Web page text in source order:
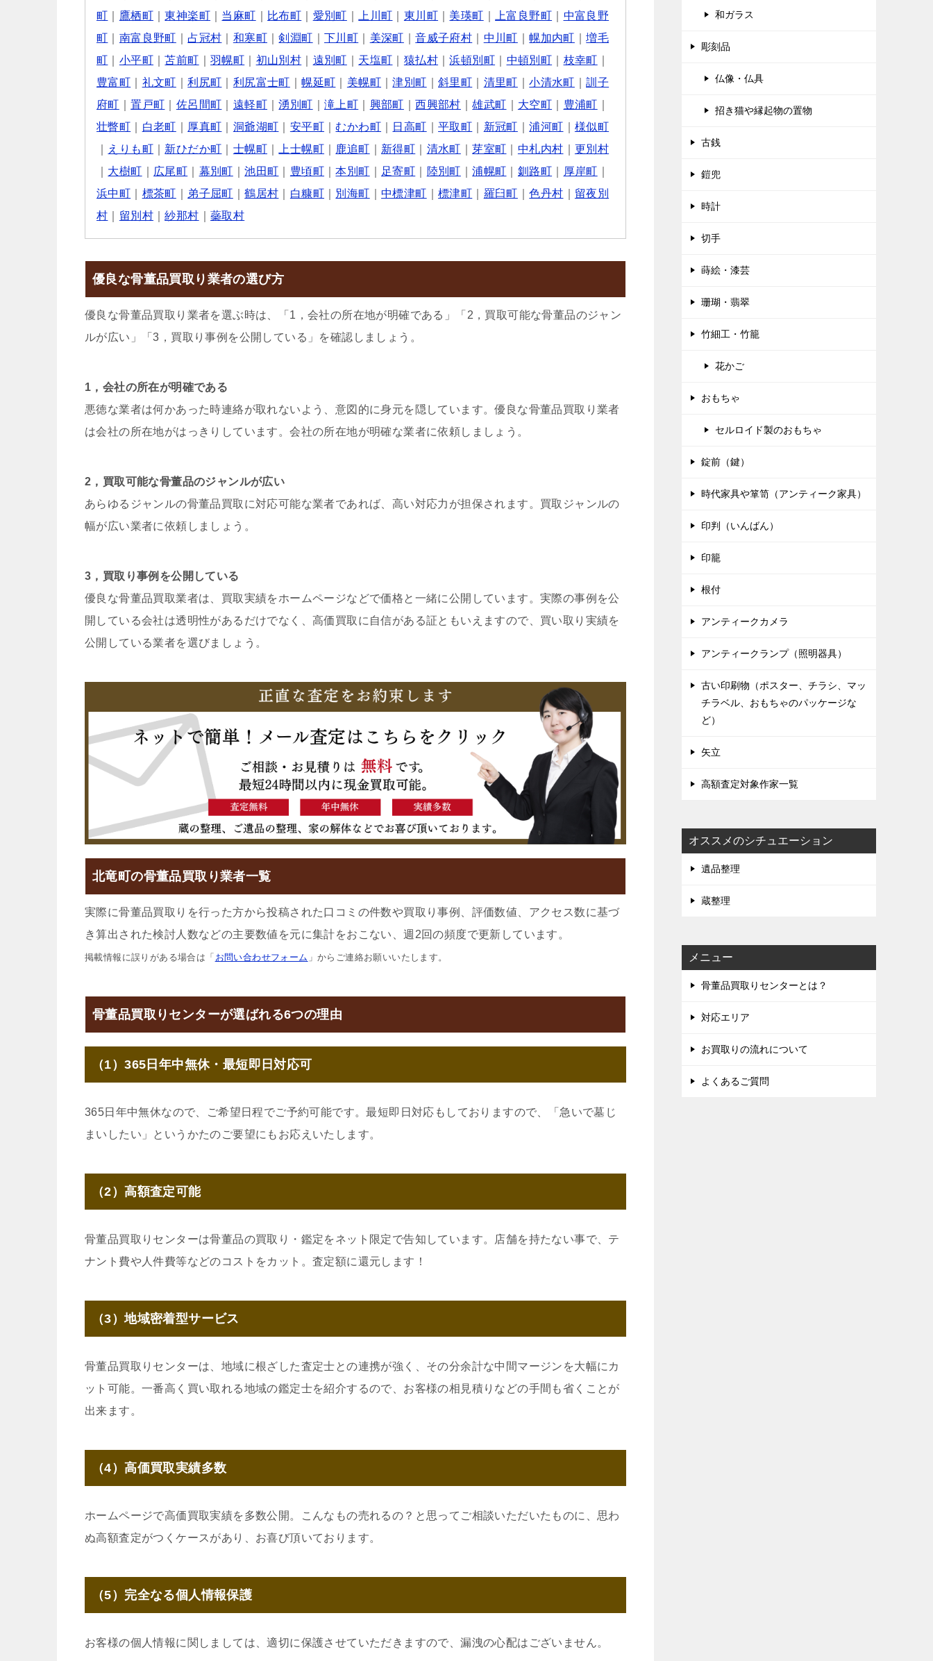
町
鷹栖町 ｜東神楽町 当麻町 比布町 愛別町 上川町 東川町 美瑛町 上富良野町
中富良野
町
南富良野町 占冠村 和寒町 ｜剣淵町 ｜下川町 美深町 ｜音威子府村 中川町 ｜幌加内町 ｜増毛
町
小平町 ｜苫前町 ｜羽幌町 初山別村 遠別町 天塩町 猿払村 ｜浜頓別町 中頓別町 枝幸町
豊富町
礼文町 ｜利尻町 利尻富士町 ｜幌延町 美幌町 ｜津別町 ｜斜里町 清里町 ｜小清水町 ｜訓子
府町 ｜置戸町 佐呂間町 遠軽町 ｜湧別町 ｜滝上町 興部町 ｜西興部村 ｜雄武町 大空町 豊浦町
壮瞥町
白老町 厚真町 洞爺湖町 安平町 ｜むかわ町 日高町 ｜平取町 新冠町 ｜浦河町
様似町
えりも町 新ひだか町 士幌町 上士幌町 鹿追町 新得町 清水町 ｜芽室町 中札内村
更別村
大樹町 広尾町 幕別町 ｜池田町 豊頃町 ｜本別町 足寄町 陸別町 ｜浦幌町 釧路町 厚岸町
浜中町
標茶町 弟子屈町 ｜鶴居村 白糠町 別海町 ｜中標津町 ｜標津町 羅臼町 ｜色丹村
留夜別
村
留別村 ｜紗那村 ｜蘂取村
優良な骨董品買取り業者の選び方
優良な骨董品買取り業者を選ぶ時は、「1，会社の所在地が明確である」「2，買取可能な骨董品のジャン
ルが広い」「3，買取り事例を公開している」を確認しましょう。
1，会社の所在が明確である
悪徳な業者は何かあった時連絡が取れないよう、意図的に身元を隠しています。優良な骨董品買取り業者
は会社の所在地がはっきりしています。会社の所在地が明確な業者に依頼しましょう。
2，買取可能な骨董品のジャンルが広い
あらゆるジャンルの骨董品買取に対応可能な業者であれば、高い対応力が担保されます。買取ジャンルの
幅が広い業者に依頼しましょう。
3，買取り事例を公開している
優良な骨董品買取業者は、買取実績をホームページなどで価格と一緒に公開しています。実際の事例を公
開している会社は透明性があるだけでなく、高価買取に自信がある証ともいえますので、買い取り実績を
公開している業者を選びましょう。
北竜町の骨董品買取り業者一覧
実際に骨董品買取りを行った方から投稿された口コミの件数や買取り事例、評価数値、アクセス数に基づ
き算出された検討人数などの主要数値を元に集計をおこない、週2回の頻度で更新しています。
掲載情報に誤りがある場合は「 お問い合わせフォーム 」からご連絡お願いいたします。
骨董品買取りセンターが選ばれる6つの理由
（1）365日年中無休・最短即日対応可
365日年中無休なので、ご希望日程でご予約可能です。最短即日対応もしておりますので、「急いで墓じ
まいしたい」というかたのご要望にもお応えいたします。
（2）高額査定可能
骨董品買取りセンターは骨董品の買取り・鑑定をネット限定で告知しています。店舗を持たない事で、テ
ナント費や人件費等などのコストをカット。査定額に還元します！
（3）地域密着型サービス
骨董品買取りセンターは、地域に根ざした査定士との連携が強く、その分余計な中間マージンを大幅にカ
ット可能。一番高く買い取れる地域の鑑定士を紹介するので、お客様の相見積りなどの手間も省くことが
出来ます。
（4）高価買取実績多数
ホームページで高価買取実績を多数公開。こんなもの売れるの？と思ってご相談いただいたものに、思わ
ぬ高額査定がつくケースがあり、お喜び頂いております。
（5）完全なる個人情報保護
お客様の個人情報に関しましては、適切に保護させていただきますので、漏洩の心配はございません。
和ガラス
彫刻品
仏像・仏具
招き猫や縁起物の置物
古銭
鎧兜
時計
切手
蒔絵・漆芸
珊瑚・翡翠
竹細工・竹籠
花かご
おもちゃ
セルロイド製のおもちゃ
錠前（鍵）
時代家具や箪笥（アンティーク家具）
印判（いんばん）
印籠
根付
アンティークカメラ
アンティークランプ（照明器具）
古い印刷物（ポスター、チラシ、マッ
チラベル、おもちゃのパッケージな
ど）
矢立
高額査定対象作家一覧
オススメのシチュエーション
遺品整理
蔵整理
メニュー
骨董品買取りセンターとは？
対応エリア
お買取りの流れについて
よくあるご質問